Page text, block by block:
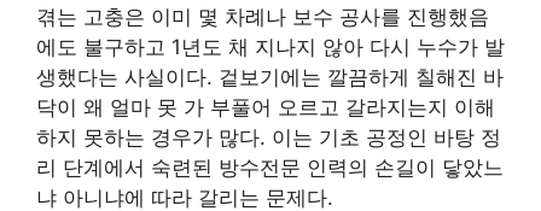
겪는 고충은 이미 몇 차례나 보수 공사를 진행했음
에도 불구하고 1년도 채 지나지 않아 다시 누수가 발
생했다는 사실이다. 겉보기에는 깔끔하게 칠해진 바
닥이 왜 얼마 못 가 부풀어 오르고 갈라지는지 이해
하지 못하는 경우가 많다. 이는 기초 공정인 바탕 정
리 단계에서 숙련된 방수전문 인력의 손길이 닿았느
냐 아니냐에 따라 갈리는 문제다.